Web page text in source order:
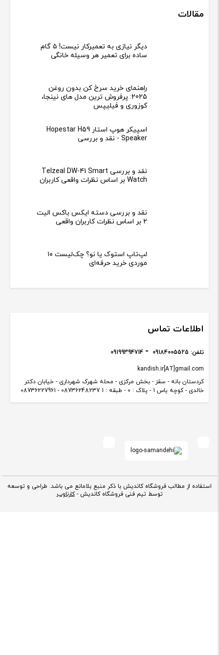
مقالات
دیگر نیازی به تعمیرکار نیست! ۵ گام
ساده برای تعمیر هر وسیله خانگی
راهنمای خرید سرخ کن بدون روغن
2025: پرفروش ترین مدل های نینجا،
کوزوری و فیلیپس
اسپیکر هوپ استار Hopestar H59
Speaker - نقد و بررسی
نقد و بررسی Telzeal DW-41 Smart
Watch بر اساس نظرات واقعی کاربران
نقد و بررسی دسته ایکس باکس الیت
2 بر اساس نظرات کاربران واقعی
لپ‌تاپ استوک یا نو؟ چک‌لیست ۱۰
موردی خرید حرفه‌ای
اطلاعات تماس
کردستان بانه - سقز - بخش مرکزی - محله شهرک شهرداری - خیابان دکتر
خالدی - کوچه یاس 1 - پلاک : 0 - طبقه : 1 08736248237 - 08736227961
kandish.ir[AT]gmail.com
تلفن: 09184005525
09199394714
استفاده از مطالب فروشگاه کاندیش با ذکر منبع بلامانع می باشد. طراحی و توسعه
توسط تیم فنی فروشگاه کاندیش -کارناوب